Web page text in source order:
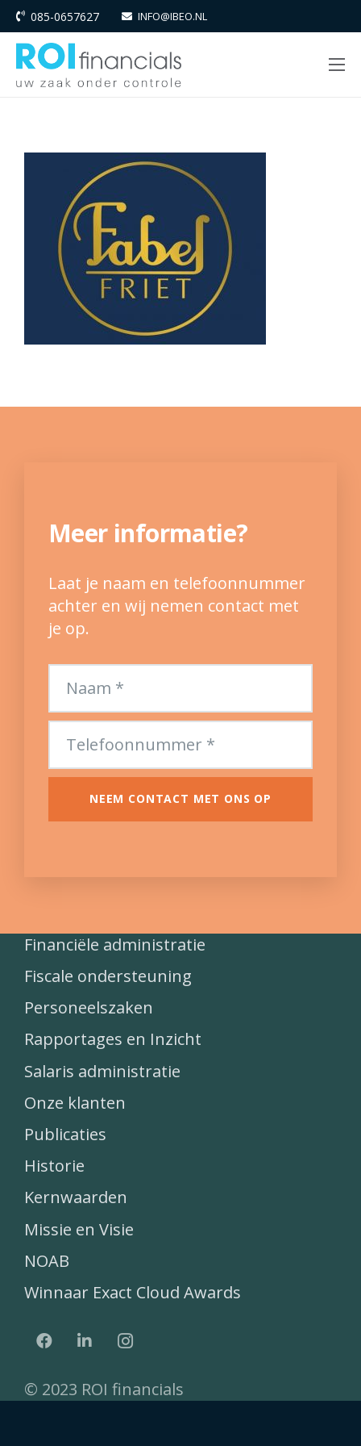
085-0657627 INFO@IBEO.NL
Meer informatie?
Laat je naam en telefoonnummer
achter en wij nemen contact met
je op.
NEEM CONTACT MET ONS OP
Financiële administratie
Fiscale ondersteuning
Personeelszaken
Rapportages en Inzicht
Salaris administratie
Onze klanten
Publicaties
Historie
Kernwaarden
Missie en Visie
NOAB
Winnaar Exact Cloud Awards
© 2023 ROI financials